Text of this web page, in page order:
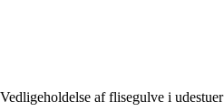
Vedligeholdelse af flisegulve i